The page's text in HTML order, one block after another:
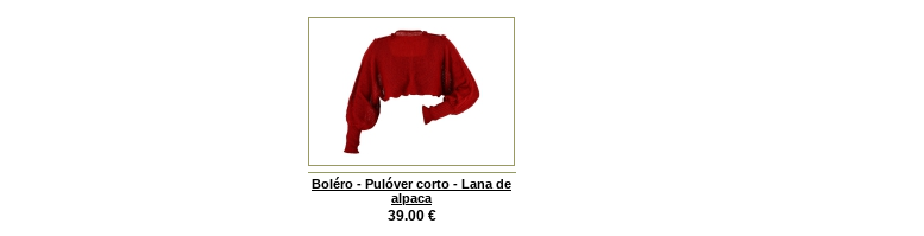
Boléro - Pulóver corto - Lana de
alpaca
39.00 €